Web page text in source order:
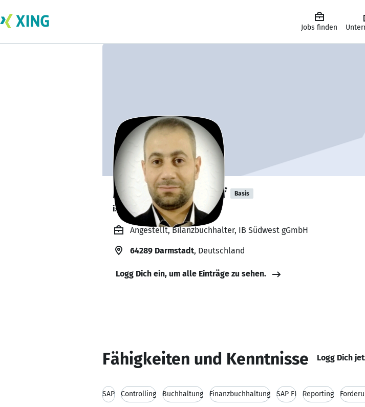
Jobs finden
Mohamad Wassof Basis
ist offen für Projekte. 🔎
Angestellt, Bilanzbuchhalter, IB Südwest gGmbH
64289 Darmstadt, Deutschland
Logg Dich ein, um alle Einträge zu sehen.
Fähigkeiten und Kenntnisse Logg Dich
SAP Controlling Buchhaltung Finanzbuchhaltung SAP FI Reporting